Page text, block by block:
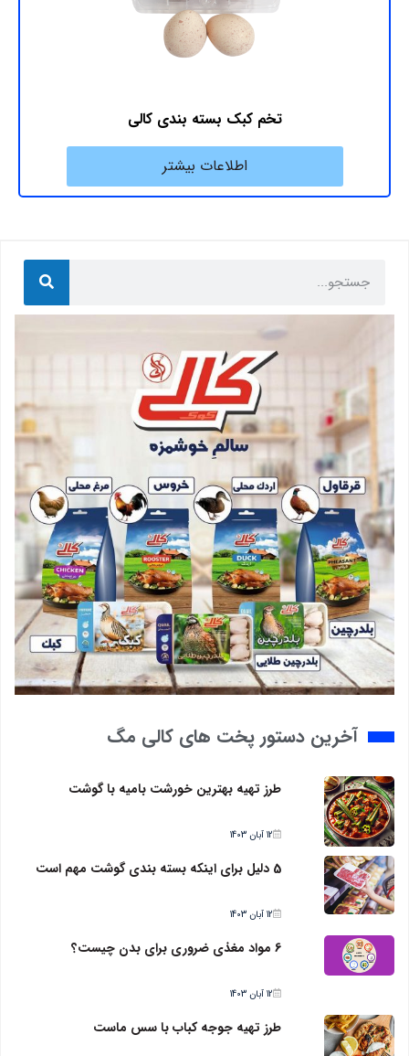
تخم کبک بسته بندی کالی
اطلاعات بیشتر
آخرین دستور پخت های کالی مگ
طرز تهیه بهترین خورشت بامیه با گوشت
12 آبان 1403
5 دلیل برای اینکه بسته بندی گوشت مهم است
12 آبان 1403
6 مواد مغذی ضروری برای بدن چیست؟
12 آبان 1403
طرز تهیه جوجه کباب با سس ماست